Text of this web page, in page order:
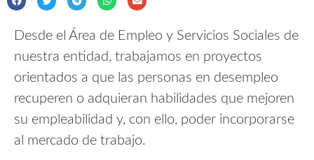
Desde el Área de Empleo y Servicios Sociales de
nuestra entidad, trabajamos en proyectos
orientados a que las personas en desempleo
recuperen o adquieran habilidades que mejoren
su empleabilidad y, con ello, poder incorporarse
al mercado de trabajo.